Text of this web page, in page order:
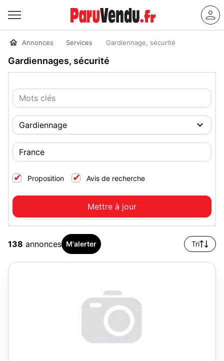
Annonces Services Gardiennage, sécurité
Gardiennages, sécurité
Proposition Avis de recherche
138 annonces M'alerter Tri